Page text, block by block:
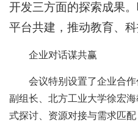
开发三方面的探索成果
平台共建，推动教育、
企业对话谋共赢
会议特别设置了企业合
副组长、北方工业大学徐宏
式探讨、资源对接与需求匹配